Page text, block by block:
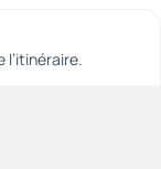
l’itinéraire.